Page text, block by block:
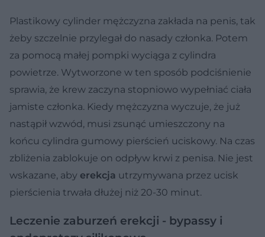
Plastikowy cylinder mężczyzna zakłada na penis, tak
żeby szczelnie przylegał do nasady członka. Potem
za pomocą małej pompki wyciąga z cylindra
powietrze. Wytworzone w ten sposób podciśnienie
sprawia, że krew zaczyna stopniowo wypełniać ciała
jamiste członka. Kiedy mężczyzna wyczuje, że już
nastąpił wzwód, musi zsunąć umieszczony na
końcu cylindra gumowy pierścień uciskowy. Na czas
zbliżenia zablokuje on odpływ krwi z penisa. Nie jest
wskazane, aby erekcja utrzymywana przez ucisk
pierścienia trwała dłużej niż 20-30 minut.
Leczenie zaburzeń erekcji - bypassy i